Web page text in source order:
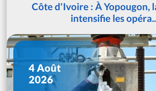
Côte d'Ivoire : À Yopougon,
intensifie les
4 Août
2026